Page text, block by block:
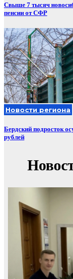
Свыше 7 тысяч
пенсии от СФР
Новости региона
Бердский подросток
рублей